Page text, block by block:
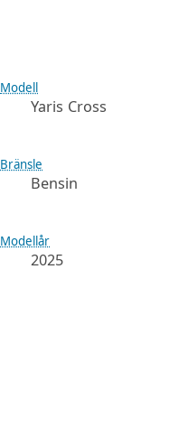
Modell
Yaris Cross
Bränsle
Bensin
Modellår
2025